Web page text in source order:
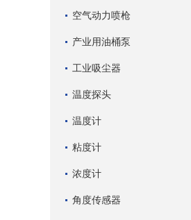
空气动力喷枪
产业用油桶泵
工业吸尘器
温度探头
温度计
粘度计
浓度计
角度传感器